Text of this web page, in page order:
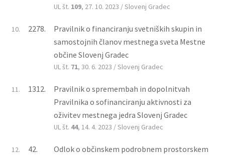
UL št. 109, 27. 10. 2023 / Slovenj Gradec
10. 2278.
Pravilnik o financiranju svetniških skupin in
samostojnih članov mestnega sveta Mestne
občine Slovenj Gradec
UL št. 71, 30. 6. 2023 / Slovenj Gradec
11. 1312.
Pravilnik o spremembah in dopolnitvah
Pravilnika o sofinanciranju aktivnosti za
oživitev mestnega jedra Slovenj Gradec
UL št. 44, 14. 4. 2023 / Slovenj Gradec
12. 42.
Odlok o občinskem podrobnem prostorskem